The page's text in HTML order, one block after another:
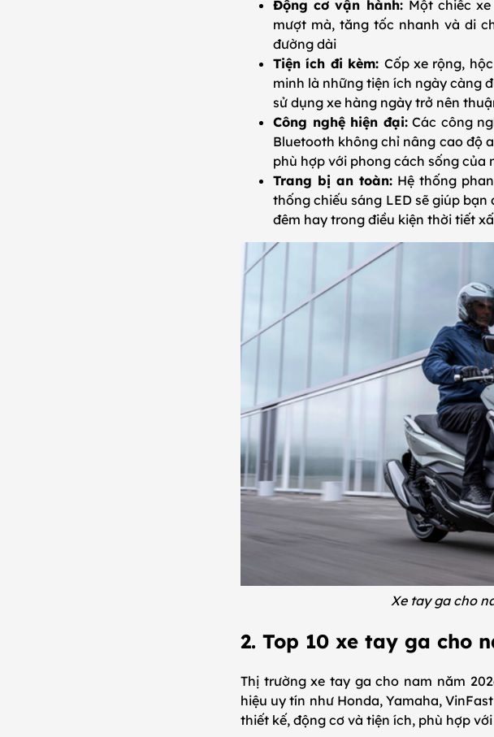
Động cơ vận hành: Một chiếc
mượt mà, tăng tốc nhanh và di
đường dài
Tiện ích đi kèm: Cốp xe rộng,
minh là những tiện ích ngày càng
sử dụng xe hàng ngày trở nên
Công nghệ hiện đại:Các công
Bluetooth không chỉ nâng cao độ
phù hợp với phong cách sống của
Trang bị an toàn: Hệ thống
thống chiếu sáng LED sẽ giúp
đêm hay trong điều kiện thời tiết
Xe tay ga cho
2. Top 10 xe tay ga cho
Thị trường xe tay ga cho nam năm
hiệu uy tín như Honda, Yamaha,
thiết kế, động cơ và tiện ích, phù hợp